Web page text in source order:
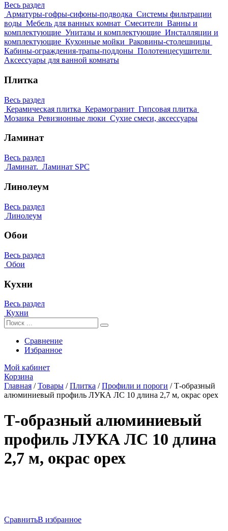
Весь раздел
Арматуры-гофры-сифоны-подводка Системы фильтрации
воды Мебель для ванных комнат Смесители Ванны и
комплектующие Унитазы и комплектующие Инсталляции и
комплектующие Кухонные мойки Раковины-столешницы
Кабины-ограждения-трапы-поддоны Полотенцесушители
Аксессуары для ванной комнаты
Плитка
Весь раздел
Керамическая плитка Керамогранит Гипсовая плитка
Мозаика Ревизионные люки Сухие смеси, аксессуары
Ламинат
Весь раздел
Ламинат. Ламинат SPC
Линолеум
Весь раздел
Линолеум
Обои
Весь раздел
Обои
Кухни
Весь раздел
Кухни
Сравнение
Избранное
Мой кабинет
Корзина
Главная /Товары /Плитка /Профили и пороги /Т-образный
алюминиевый профиль ЛУКА ЛС 10 длина 2,7 м, окрас орех
Т-образный алюминиевый
профиль ЛУКА ЛС 10 длина
2,7 м, окрас орех
СравнитьВ избранное